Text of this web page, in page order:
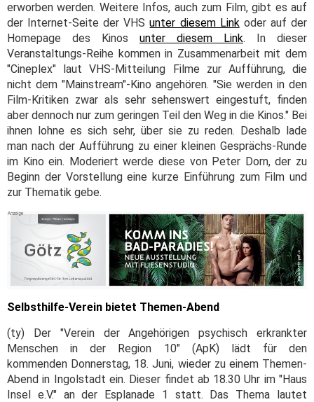
erworben werden. Weitere Infos, auch zum Film, gibt es auf
der Internet-Seite der VHSunter diesem Linkoder auf der
Homepage des Kinos unter diesem Link. In dieser
Veranstaltungs-Reihe kommen in Zusammenarbeit mit dem
"Cineplex" laut VHS-Mitteilung Filme zur Aufführung, die
nicht dem "Mainstream"-Kino angehören. "Sie werden in den
Film-Kritiken zwar als sehr sehenswert eingestuft, finden
aber dennoch nur zum geringen Teil den Weg in die Kinos." Bei
ihnen lohne es sich sehr, über sie zu reden. Deshalb lade
man nach der Aufführung zu einer kleinen Gesprächs-Runde
im Kino ein. Moderiert werde diese von Peter Dorn, der zu
Beginn der Vorstellung eine kurze Einführung zum Film und
zur Thematik gebe.
Selbsthilfe-Verein bietet Themen-Abend
(ty) Der "Verein der Angehörigen psychisch erkrankter
Menschen in der Region 10" (ApK) lädt für den
kommenden Donnerstag, 18. Juni, wieder zu einem Themen-
Abend in Ingolstadt ein. Dieser findet ab 18.30 Uhr im "Haus
Insel e.V." an der Esplanade 1 statt. Das Thema lautet